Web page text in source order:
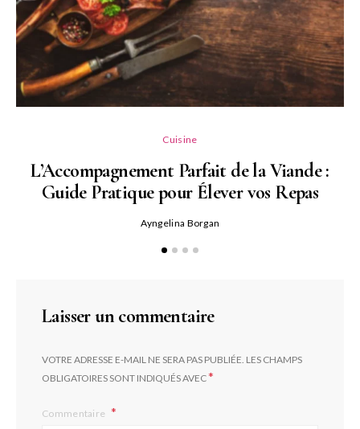
Cuisine
L’Accompagnement Parfait de la Viande :
Guide Pratique pour Élever vos Repas
Ayngelina Borgan
Laisser un commentaire
VOTRE ADRESSE E-MAIL NE SERA PAS PUBLIÉE. LES CHAMPS
OBLIGATOIRES SONT INDIQUÉS AVEC*
Commentaire